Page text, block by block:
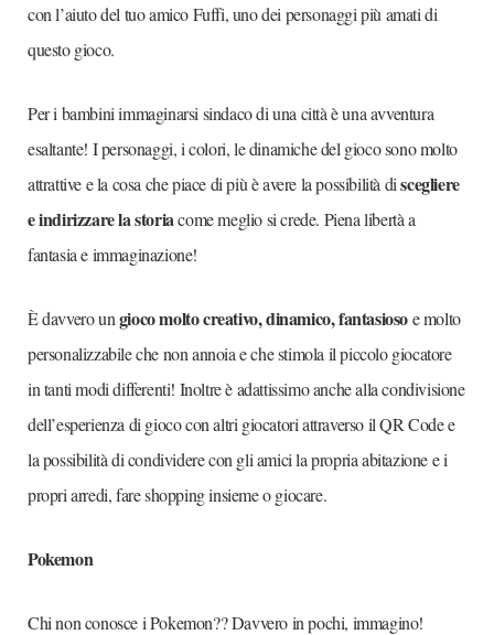
con l’aiuto del tuo amico Fuffi, uno dei personaggi più amati di
questo gioco.
Per i bambini immaginarsi sindaco di una città è una avventura
esaltante! I personaggi, i colori, le dinamiche del gioco sono molto
attrattive e la cosa che piace di più è avere la possibilità discegliere
e indirizzare la storiacome meglio si crede. Piena libertà a
fantasia e immaginazione!
È davvero ungioco molto creativo, dinamico, fantasiosoe molto
personalizzabile che non annoia e che stimola il piccolo giocatore
in tanti modi differenti! Inoltre è adattissimo anche alla condivisione
dell’esperienza di gioco con altri giocatori attraverso il QR Code e
la possibilità di condividere con gli amici la propria abitazione e i
propri arredi, fare shopping insieme o giocare.
Pokemon
Chi non conosce i Pokemon?? Davvero in pochi, immagino!